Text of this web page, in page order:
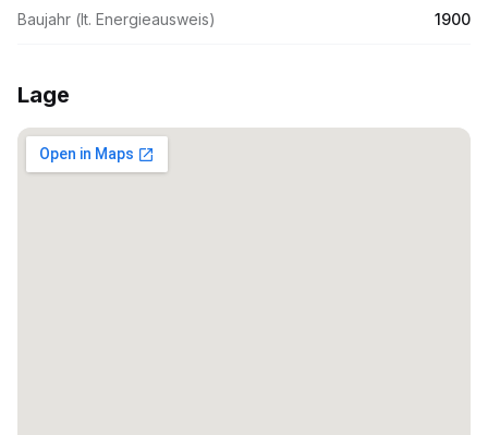
Baujahr (lt. Energieausweis) 1900
Lage